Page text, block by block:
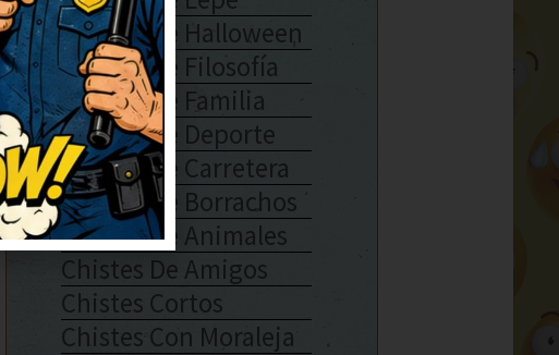
Chistes De Halloween
Chistes De Filosofía
Chistes De Familia
Chistes De Deporte
Chistes De Carretera
Chistes De Borrachos
Chistes De Animales
Chistes De Amigos
Chistes Cortos
Chistes Con Moraleja